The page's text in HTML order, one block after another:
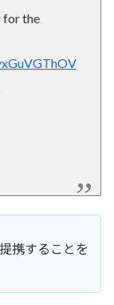
for the
携することを